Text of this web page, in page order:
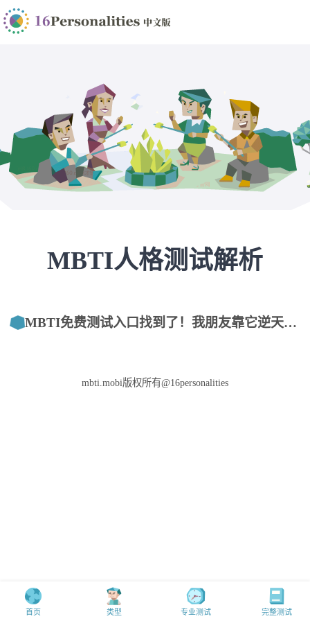
MBTI人格测试解析
MBTI免费测试入口找到了！我朋友靠它逆天改命
mbti.mobi版权所有@16personalities
首页 类型 专业测试 完整测试